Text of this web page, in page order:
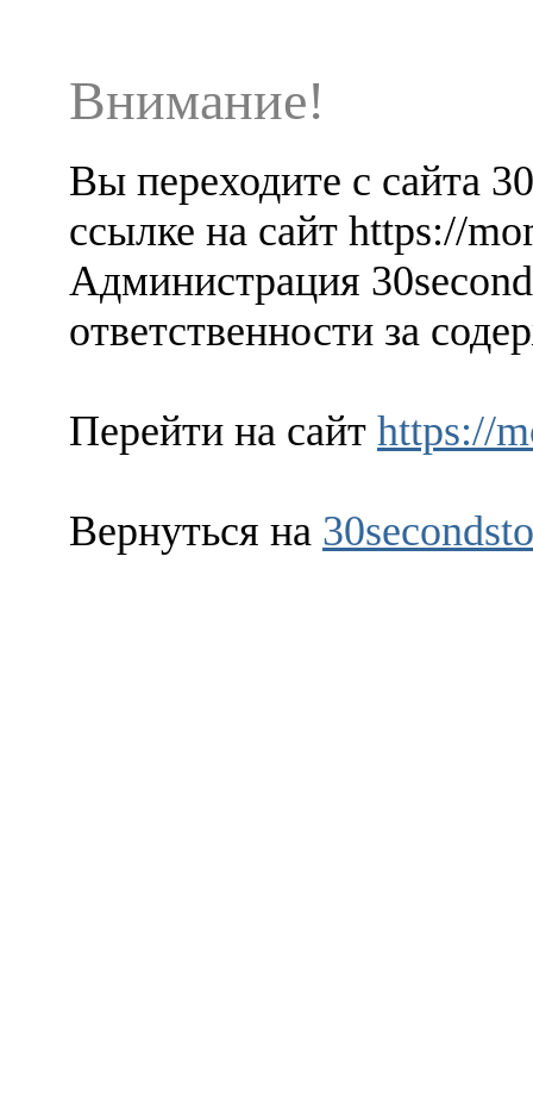
Внимание!
Вы переходите с сайта
ссылке на сайт https://
Администрация
ответственности за
Перейти на сайт https://
Вернуться на